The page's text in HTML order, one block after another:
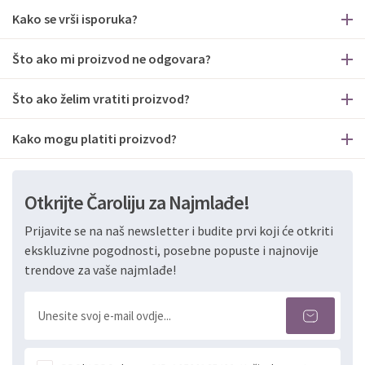
Kako se vrši isporuka?
Što ako mi proizvod ne odgovara?
Što ako želim vratiti proizvod?
Kako mogu platiti proizvod?
Otkrijte Čaroliju za Najmlađe!
Prijavite se na naš newsletter i budite prvi koji će otkriti
ekskluzivne pogodnosti, posebne popuste i najnovije
trendove za vaše najmlađe!